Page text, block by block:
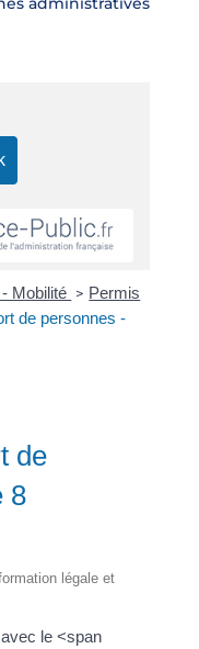
Mobilité > Permis
de personnes -
de
8
légale et
le <span